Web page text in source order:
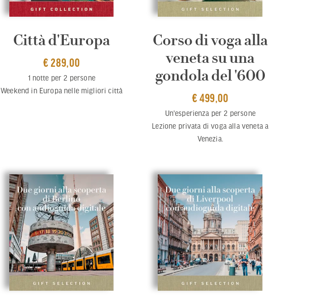
Città d'Europa
€ 289,00
1 notte per 2 persone
Weekend in Europa nelle migliori città
Corso di voga alla
veneta su una
gondola del '600
€ 499,00
Un'esperienza per 2 persone
Lezione privata di voga alla veneta a
Venezia.